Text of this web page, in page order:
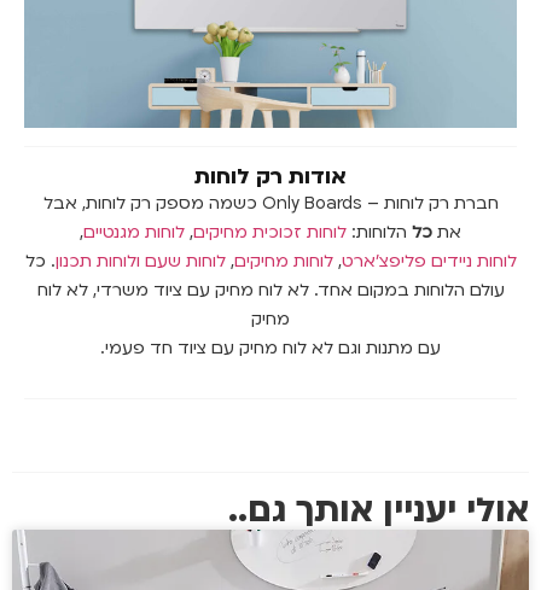
אודות רק לוחות
חברת רק לוחות – Only Boards כשמה מספק רק לוחות, אבל
את כל הלוחות: לוחות זכוכית מחיקים, לוחות מגנטיים,
לוחות ניידים פליפצ’ארט,לוחות מחיקים,לוחות שעם ולוחות תכנון. כל
עולם הלוחות במקום אחד. לא לוח מחיק עם ציוד משרדי, לא לוח
מחיק
עם מתנות וגם לא לוח מחיק עם ציוד חד פעמי.
אולי יעניין אותך גם..